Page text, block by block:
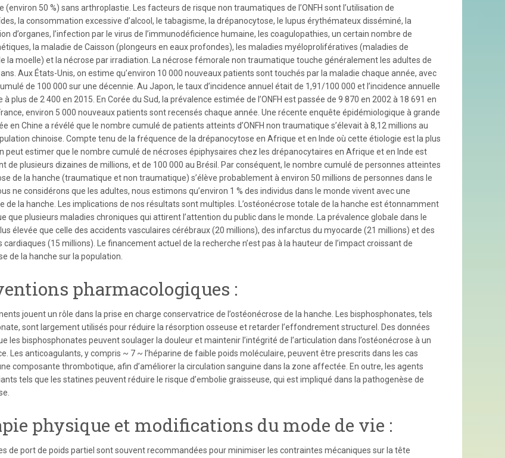
(environ 50 %) sans arthroplastie. Les facteurs de risque non traumatiques de l’ONFH sont l’utilisation de
la consommation excessive d’alcool, le tabagisme, la drépanocytose, le lupus érythémateux disséminé, la
d’organes, l’infection par le virus de l’immunodéficience humaine, les coagulopathies, un certain nombre de
la maladie de Caisson (plongeurs en eaux profondes), les maladies myéloprolifératives (maladies de
la moelle) et la nécrose par irradiation. La nécrose fémorale non traumatique touche généralement les adultes de
Aux États-Unis, on estime qu’environ 10 000 nouveaux patients sont touchés par la maladie chaque année, avec
de 100 000 sur une décennie. Au Japon, le taux d’incidence annuel était de 1,91/100 000 et l’incidence annuelle
plus de 2 400 en 2015. En Corée du Sud, la prévalence estimée de l’ONFH est passée de 9 870 en 2002 à 18 691 en
environ 5 000 nouveaux patients sont recensés chaque année. Une récente enquête épidémiologique à grande
en Chine a révélé que le nombre cumulé de patients atteints d’ONFH non traumatique s’élevait à 8,12 millions au
chinoise. Compte tenu de la fréquence de la drépanocytose en Afrique et en Inde où cette étiologie est la plus
peut estimer que le nombre cumulé de nécroses épiphysaires chez les drépanocytaires en Afrique et en Inde est
de plusieurs dizaines de millions, et de 100 000 au Brésil. Par conséquent, le nombre cumulé de personnes atteintes
de la hanche (traumatique et non traumatique) s’élève probablement à environ 50 millions de personnes dans le
ne considérons que les adultes, nous estimons qu’environ 1 % des individus dans le monde vivent avec une
de la hanche. Les implications de nos résultats sont multiples. L’ostéonécrose totale de la hanche est étonnamment
que plusieurs maladies chroniques qui attirent l’attention du public dans le monde. La prévalence globale dans le
élevée que celle des accidents vasculaires cérébraux (20 millions), des infarctus du myocarde (21 millions) et des
cardiaques (15 millions). Le financement actuel de la recherche n’est pas à la hauteur de l’impact croissant de
de la hanche sur la population.
pharmacologiques :
jouent un rôle dans la prise en charge conservatrice de l’ostéonécrose de la hanche. Les bisphosphonates, tels
sont largement utilisés pour réduire la résorption osseuse et retarder l’effondrement structurel. Des données
les bisphosphonates peuvent soulager la douleur et maintenir l’intégrité de l’articulation dans l’ostéonécrose à un
Les anticoagulants, y compris ~ 7 ~ l’héparine de faible poids moléculaire, peuvent être prescrits dans les cas
composante thrombotique, afin d’améliorer la circulation sanguine dans la zone affectée. En outre, les agents
tels que les statines peuvent réduire le risque d’embolie graisseuse, qui est impliqué dans la pathogenèse de
physique et modifications du mode de vie :
de port de poids partiel sont souvent recommandées pour minimiser les contraintes mécaniques sur la tête